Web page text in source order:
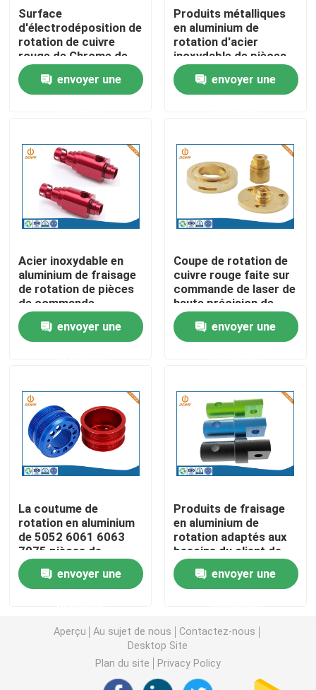
Produits
A propos de nous
Visite d'usine
Contrôle de la qualité
Contact
nouvelles
L'aluminium moulage mécanique sous pression
Pièces de rechange d'EV
Pièces de rotation de commande numérique par
Pièces de fraisage de commande numérique par
Pièces en plastique faites sur commande d'injection
Moulages par injection en plastique
la lingotière de moulage mécanique sous pression
Les pièces d'auto de moulage mécanique sous
Surface
d'électrodéposition de
rotation de cuivre
rouge de Chrome de
pièces de commande
numérique par
ordinateur de haute
envoyer une
Produits métalliques
en aluminium de
rotation d'acier
inoxydable de pièces
de commande
numérique par
ordinateur
envoyer une
Acier inoxydable en
aluminium de fraisage
de rotation de pièces
de commande
numérique par
ordinateur de la
tolérance 0.002mm
envoyer une
Coupe de rotation de
cuivre rouge faite sur
commande de laser de
haute précision de
service de commande
numérique par
ordinateur
envoyer une
La coutume de
rotation en aluminium
de 5052 6061 6063
7075 pièces de
commande numérique
par ordinateur a usiné
le produit
envoyer une
Produits de fraisage
en aluminium de
rotation adaptés aux
besoins du client de
pièces de commande
numérique par
ordinateur de Ra0.2
envoyer une
Aperçu Au sujet de nous
Contactez-nous
Desktop Site
Plan du site
Privacy Policy